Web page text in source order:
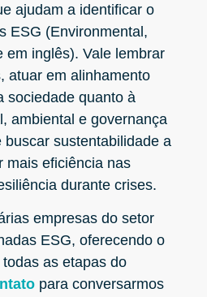
ajudam a identificar o
ESG (Environmental,
em inglês). Vale lembrar
atuar em alinhamento
sociedade quanto à
ambiental e governança
sustentabilidade a
mais eficiência nas
durante crises.
empresas do setor
ESG, oferecendo o
as etapas do
para conversarmos